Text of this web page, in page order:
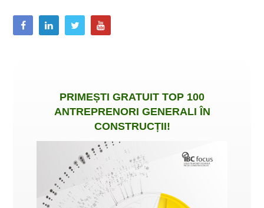
PRIMEȘTI GRATUIT TOP 100
ANTREPRENORI GENERALI ÎN
CONSTRUCȚII!